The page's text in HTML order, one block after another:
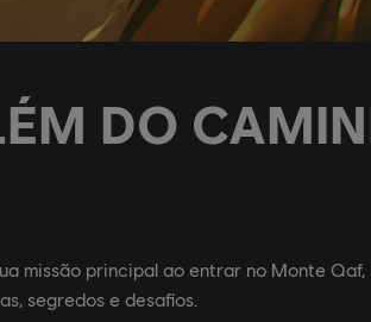
DO
missão principal ao entrar no Monte
segredos e desafios.